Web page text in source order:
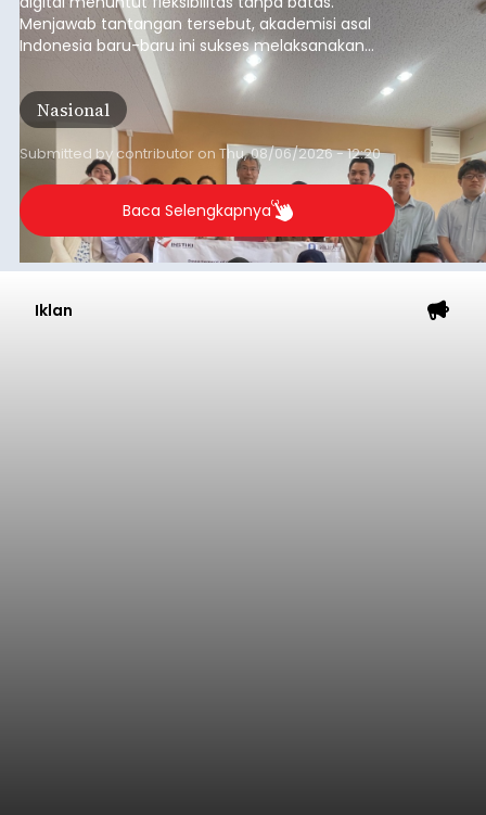
Menjawab tantangan tersebut, akademisi asal
Indonesia baru-baru ini sukses melaksanakan
program Pengabdian Kepada Masyarakat (PKM)
skala internasional di Distributed Systems
Laboratory, Okayama University, Jepang.
Nasional
Submitted by contributor on Thu, 08/06/2026 - 12:20
Baca Selengkapnya
Iklan